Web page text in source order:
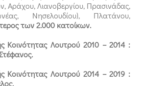
Αράχου, Λιανοβεργίου, Πρασινάδας,
Νησελουδίου), Πλατάνου,
των 2.000 κατοίκων.
Κοινότητας Λουτρού 2010 – 2014 :
Κοινότητας Λουτρού 2014 – 2019 :